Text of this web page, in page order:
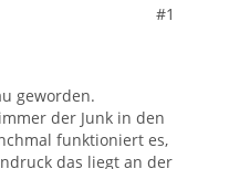
#1
geworden.
der Junk in den
funktioniert es,
das liegt an der